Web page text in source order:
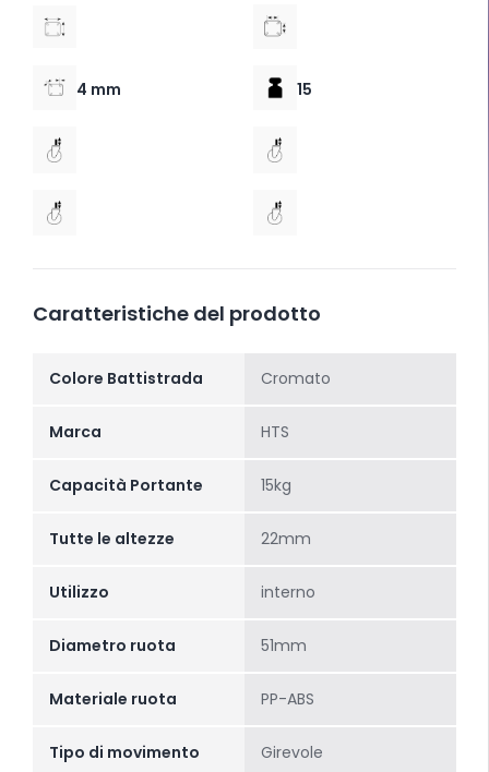
4 mm 15
Caratteristiche del prodotto
Colore Battistrada Cromato
Marca HTS
Capacità Portante 15kg
Tutte le altezze 22mm
Utilizzo interno
Diametro ruota 51mm
Materiale ruota PP-ABS
Tipo di movimento Girevole